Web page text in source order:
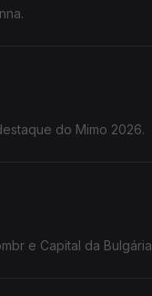
do Mimo 2026.
e Capital da Bulgária